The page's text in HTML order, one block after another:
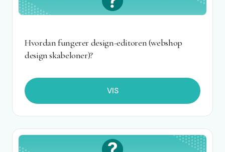
Hvordan fungerer design-editoren (webshop
design skabeloner)?
VIS